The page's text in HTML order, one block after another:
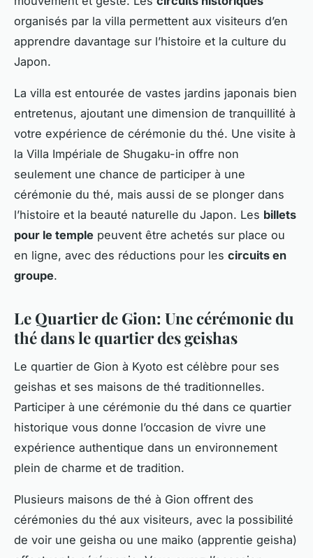
organisés par la villa permettent aux visiteurs d’en
apprendre davantage sur l’histoire et la culture du
Japon.
La villa est entourée de vastes jardins japonais bien
entretenus, ajoutant une dimension de tranquillité à
votre expérience de cérémonie du thé. Une visite à
la Villa Impériale de Shugaku-in offre non
seulement une chance de participer à une
cérémonie du thé, mais aussi de se plonger dans
l’histoire et la beauté naturelle du Japon. Les billets
pour le temple peuvent être achetés sur place ou
en ligne, avec des réductions pour les circuits en
groupe.
Le Quartier de Gion: Une cérémonie du
thé dans le quartier des geishas
Le quartier de Gion à Kyoto est célèbre pour ses
geishas et ses maisons de thé traditionnelles.
Participer à une cérémonie du thé dans ce quartier
historique vous donne l’occasion de vivre une
expérience authentique dans un environnement
plein de charme et de tradition.
Plusieurs maisons de thé à Gion offrent des
cérémonies du thé aux visiteurs, avec la possibilité
de voir une geisha ou une maiko (apprentie geisha)